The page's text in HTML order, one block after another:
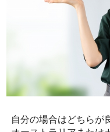
自分の場合はどちらが